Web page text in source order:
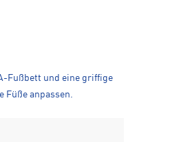
Fußbett und eine griffige
Füße anpassen.